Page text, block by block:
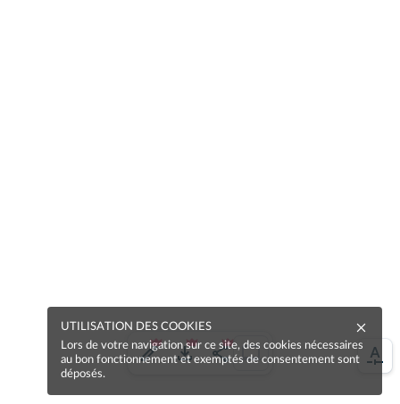
UTILISATION DES COOKIES
Lors de votre navigation sur ce site, des cookies nécessaires
au bon fonctionnement et exemptés de consentement sont
déposés.